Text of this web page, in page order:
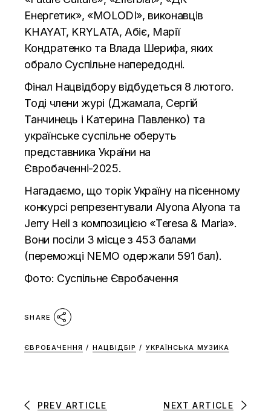
Енергетик», «MOLODI», виконавців
KHAYAT, KRYLATA, Абіє, Марії
Кондратенко та Влада Шерифа, яких
обрало Суспільне напередодні.
Фінал Нацвідбору відбудеться 8 лютого.
Тоді члени журі (Джамала, Сергій
Танчинець і Катерина Павленко) та
українське суспільне оберуть
представника України на
Євробаченні-2025.
Нагадаємо, що торік Україну на пісенному
конкурсі репрезентували Аlyona Аlyona та
Jerry Heil з композицією «Teresa & Maria».
Вони посіли 3 місце з 453 балами
(переможці NEMO одержали 591 бал).
Фото: Суспільне Євробачення
SHARE
ЄВРОБАЧЕННЯ / НАЦВІДБІР / УКРАЇНСЬКА МУЗИКА
PREV ARTICLE NEXT ARTICLE